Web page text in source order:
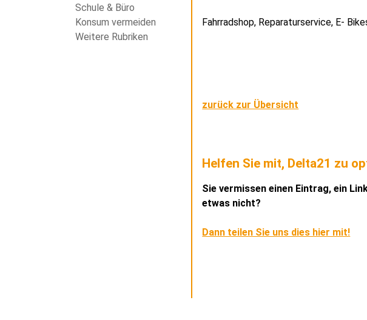
Schule & Büro
Konsum vermeiden
Weitere Rubriken
Fahrradshop, Reparaturservice, E-
zurück zur Übersicht
Helfen Sie mit, Delta21 zu
Sie vermissen einen Eintrag, ein
etwas nicht?
Dann teilen Sie uns dies hier mit!